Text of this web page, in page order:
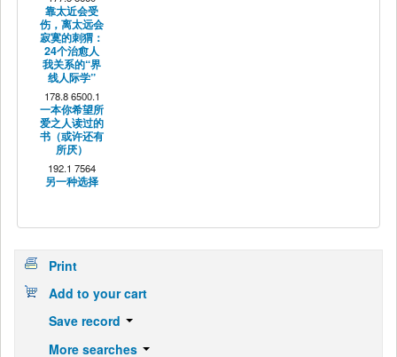
靠太近会受
伤，离太远会
寂寞的刺猬：
24个治愈人
我关系的“界
线人际学”
178.8 6500.1
一本你希望所
爱之人读过的
书（或许还有
所厌）
192.1 7564
另一种选择
Print
Add to your cart
Save record
More searches